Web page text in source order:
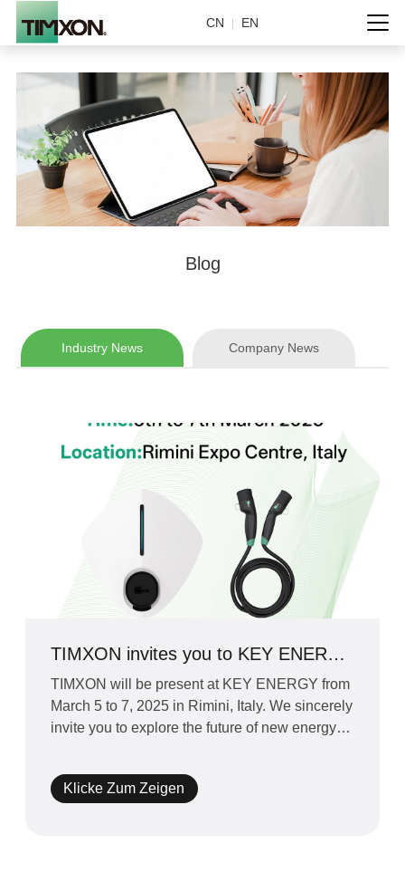
CN EN
Blog
Industry News Company News
TIMXON invites you to KEY ENERGY
in Rimini Italy!
TIMXON will be present at KEY ENERGY from
March 5 to 7, 2025 in Rimini, Italy. We sincerely
invite you to explore the future of new energy
Klicke Zum Zeigen